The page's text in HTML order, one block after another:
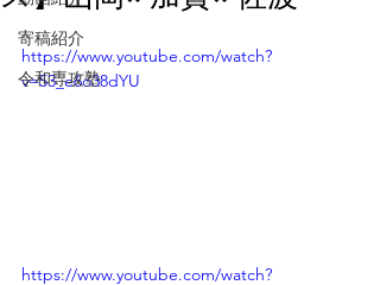
寄稿紹介
令和専攻塾
https://www.youtube.com/watch?
v=53_e6o38dYU
https://www.youtube.com/watch?